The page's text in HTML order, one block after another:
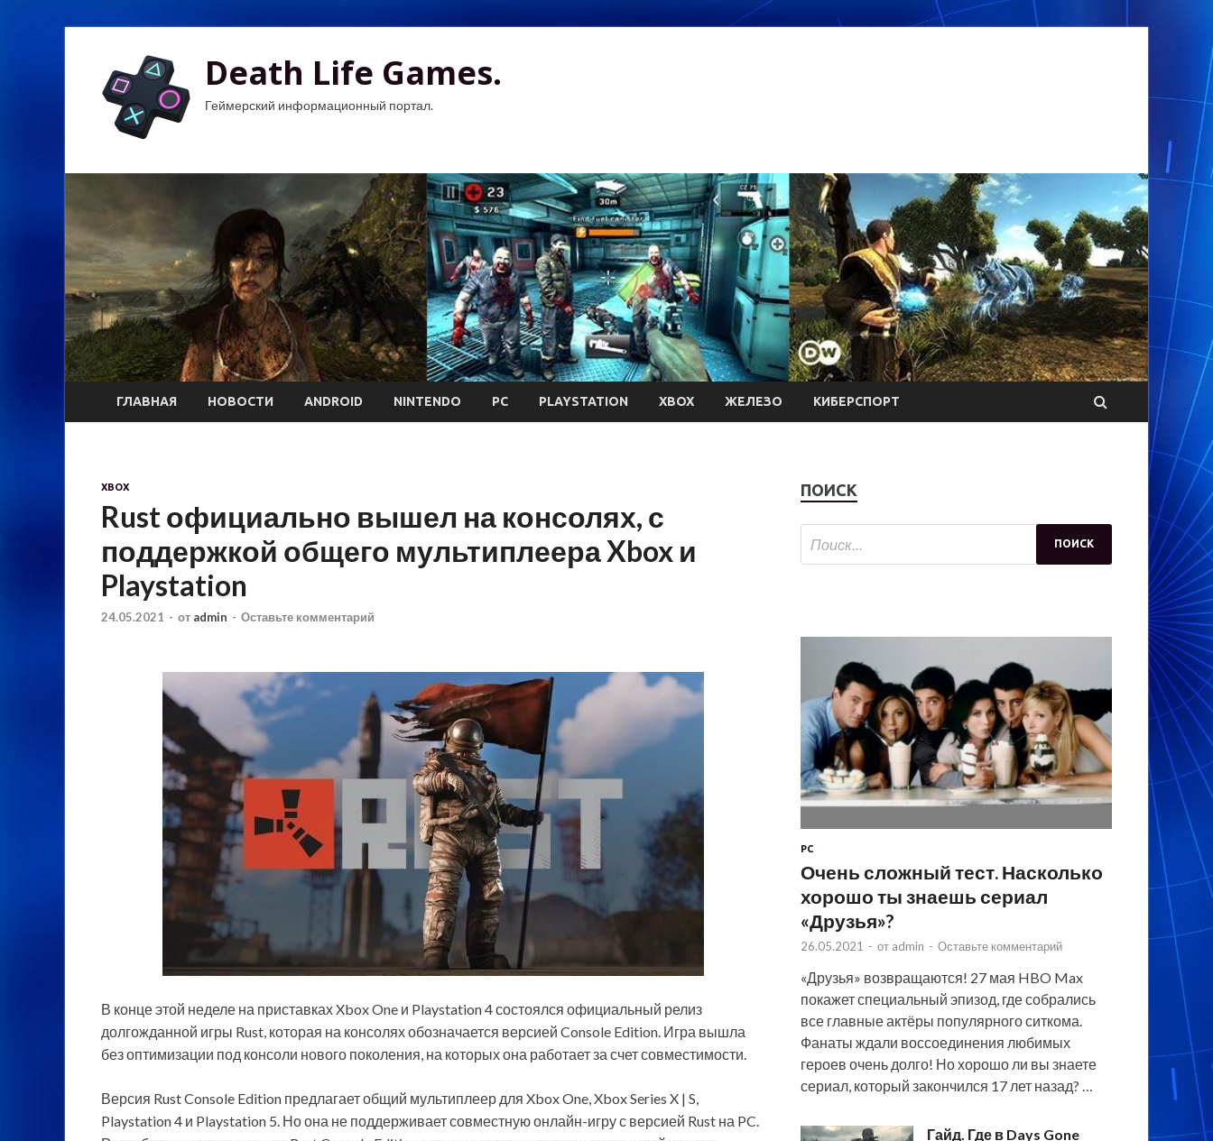
Death Life Games.
Геймерский информационный портал.
ГЛАВНАЯ НОВОСТИ ANDROID NINTENDO PC PLAYSTATION XBOX ЖЕЛЕЗО КИБЕРСПОРТ
XBOX
Rust официально вышел на консолях, с
поддержкой общего мультиплеера Xbox и
Playstation
24.05.2021 - от admin - Оставьте комментарий
В конце этой неделе на приставках Xbox One и Playstation 4 состоялся официальный релиз
долгожданной игры Rust, которая на консолях обозначается версией Console Edition. Игра вышла
без оптимизации под консоли нового поколения, на которых она работает за счет совместимости.
Версия Rust Console Edition предлагает общий мультиплеер для Xbox One, Xbox Series X | S,
Playstation 4 и Playstation 5. Но она не поддерживает совместную онлайн-игру с версией Rust на PC.
ПОИСК
PC
Очень сложный тест. Насколько
хорошо ты знаешь сериал
«Друзья»?
26.05.2021 - от admin - Оставьте комментарий
«Друзья» возвращаются! 27 мая HBO Max
покажет специальный эпизод, где собрались
все главные актёры популярного ситкома.
Фанаты ждали воссоединения любимых
героев очень долго! Но хорошо ли вы знаете
сериал, который закончился 17 лет назад? …
Гайд. Где в Days Gone